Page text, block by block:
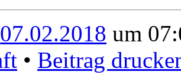
07.02.2018 um
• Beitrag